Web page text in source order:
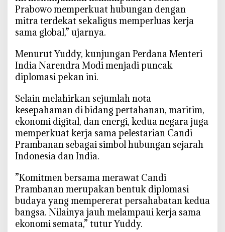
i
J
a
n
g
k
a
G
e
p
o
l
i
i
k
A
s
i
Prabowo memperkuat hubungan dengan
mitra terdekat sekaligus memperluas kerja
sama global,” ujarnya.
‎Menurut Yuddy, kunjungan Perdana Menteri
India Narendra Modi menjadi puncak
diplomasi pekan ini.
‎Selain melahirkan sejumlah nota
kesepahaman di bidang pertahanan, maritim,
ekonomi digital, dan energi, kedua negara juga
memperkuat kerja sama pelestarian Candi
Prambanan sebagai simbol hubungan sejarah
Indonesia dan India.
‎”Komitmen bersama merawat Candi
Prambanan merupakan bentuk diplomasi
budaya yang mempererat persahabatan kedua
bangsa. Nilainya jauh melampaui kerja sama
ekonomi semata,” tutur Yuddy.